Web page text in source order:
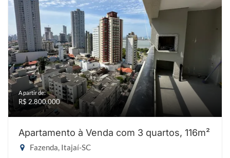
A partir de:
R$ 2.800.000
Apartamento à Venda com 3 quartos, 116m²
Fazenda, Itajaí-SC